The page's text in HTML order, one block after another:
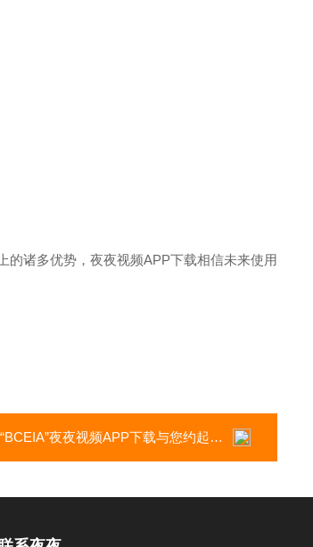
诸多优势，夜夜视频APP下载相信未来使用
夜夜视频APP下载与您约起来!